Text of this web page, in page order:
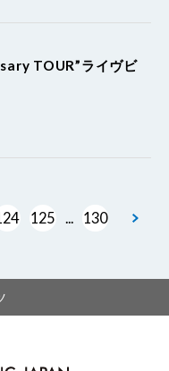
TOUR”ライヴビ
125 ... 130